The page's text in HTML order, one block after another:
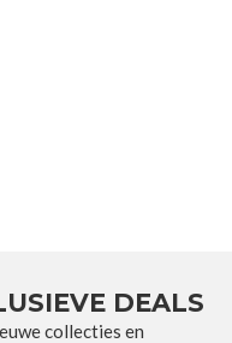
DEALS
collecties en